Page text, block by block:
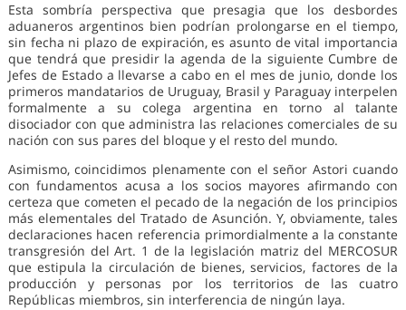
Esta sombría perspectiva que presagia que los desbordes
aduaneros argentinos bien podrían prolongarse en el tiempo,
sin fecha ni plazo de expiración, es asunto de vital importancia
que tendrá que presidir la agenda de la siguiente Cumbre de
Jefes de Estado a llevarse a cabo en el mes de junio, donde los
primeros mandatarios de Uruguay, Brasil y Paraguay interpelen
formalmente a su colega argentina en torno al talante
disociador con que administra las relaciones comerciales de su
nación con sus pares del bloque y el resto del mundo.
Asimismo, coincidimos plenamente con el señor Astori cuando
con fundamentos acusa a los socios mayores afirmando con
certeza que cometen el pecado de la negación de los principios
más elementales del Tratado de Asunción. Y, obviamente, tales
declaraciones hacen referencia primordialmente a la constante
transgresión del Art. 1 de la legislación matriz del MERCOSUR
que estipula la circulación de bienes, servicios, factores de la
producción y personas por los territorios de las cuatro
Repúblicas miembros, sin interferencia de ningún laya.